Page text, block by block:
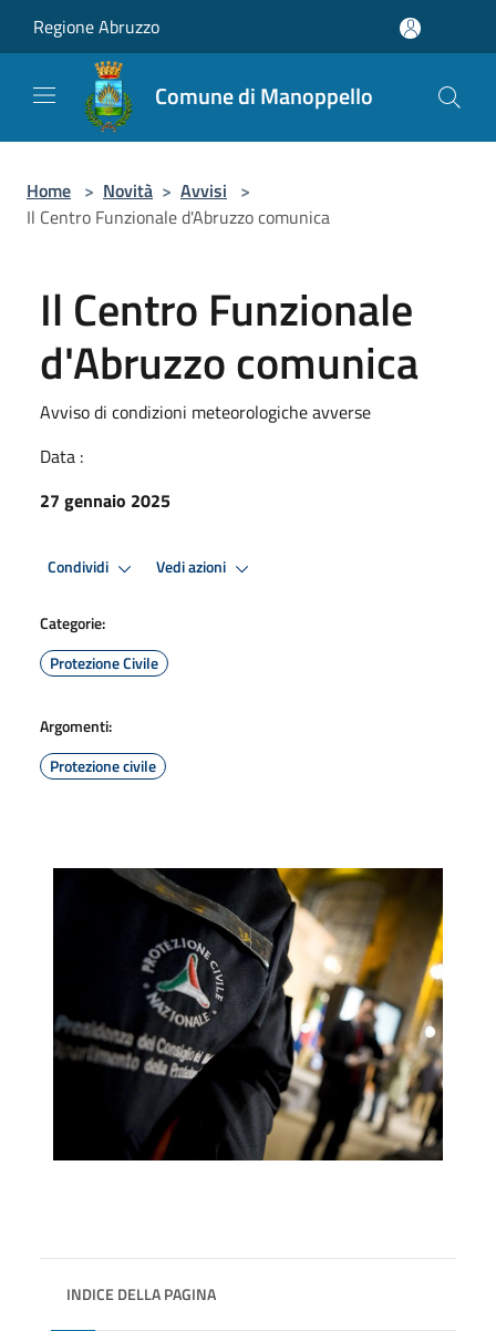
Regione Abruzzo
Comune di Manoppello
Home > Novità > Avvisi >
Il Centro Funzionale d'Abruzzo comunica
Il Centro Funzionale
d'Abruzzo comunica
Avviso di condizioni meteorologiche avverse
Data :
27 gennaio 2025
Condividi Vedi azioni
Categorie:
Protezione Civile
Argomenti:
Protezione civile
INDICE DELLA PAGINA